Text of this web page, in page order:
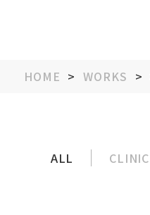
HOME > WORKS >
ALL CLINIC